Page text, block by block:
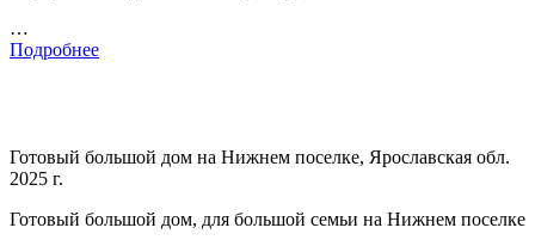
…
Подробнее
Готовый большой дом на Нижнем поселке, Ярославская обл.
2025 г.
Готовый большой дом, для большой семьи на Нижнем поселке